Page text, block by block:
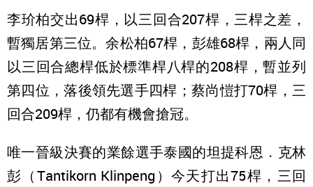
李玠柏交出69桿，以三回合207桿，三桿之差，
暫獨居第三位。余松柏67桿，彭雄68桿，兩人同
以三回合總桿低於標準桿八桿的208桿，暫並列
第四位，落後領先選手四桿；蔡尚愷打70桿，三
回合209桿，仍都有機會搶冠。
唯一晉級決賽的業餘選手泰國的坦提科恩．克林
彭（Tantikorn Klinpeng）今天打出75桿，三回